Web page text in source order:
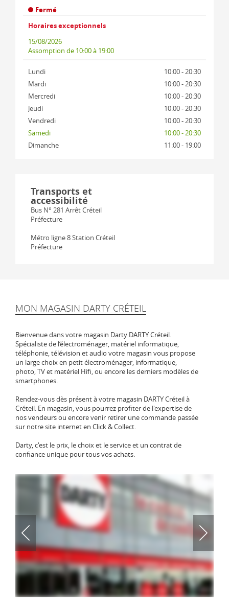
Fermé
Horaires exceptionnels
15/08/2026
Assomption de 10:00 à 19:00
Lundi
10:00 - 20:30
Mardi
10:00 - 20:30
Mercredi
10:00 - 20:30
Jeudi
10:00 - 20:30
Vendredi
10:00 - 20:30
Samedi
10:00 - 20:30
Dimanche
11:00 - 19:00
Transports et
accessibilité
Bus N° 281 Arrêt Créteil
Préfecture
Métro ligne 8 Station Créteil
Préfecture
MON MAGASIN DARTY CRÉTEIL
Bienvenue dans votre magasin Darty DARTY Créteil.
Spécialiste de l‘électroménager, matériel informatique,
téléphonie, télévision et audio votre magasin vous propose
un large choix en petit électroménager, informatique,
photo, TV et matériel Hifi, ou encore les derniers modèles de
smartphones.
Rendez-vous dès présent à votre magasin DARTY Créteil à
Créteil. En magasin, vous pourrez profiter de l'expertise de
nos vendeurs ou encore venir retirer une commande passée
sur notre site internet en Click & Collect.
Darty, c'est le prix, le choix et le service et un contrat de
confiance unique pour tous vos achats.